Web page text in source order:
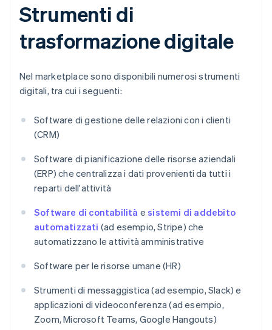
Strumenti di
trasformazione digitale
Nel marketplace sono disponibili numerosi strumenti
digitali, tra cui i seguenti:
Software di gestione delle relazioni con i clienti
(CRM)
Software di pianificazione delle risorse aziendali
(ERP) che centralizza i dati provenienti da tutti i
reparti dell'attività
Software di contabilità esistemi di addebito
automatizzati (ad esempio, Stripe) che
automatizzano le attività amministrative
Software per le risorse umane (HR)
Strumenti di messaggistica (ad esempio, Slack) e
applicazioni di videoconferenza (ad esempio,
Zoom, Microsoft Teams, Google Hangouts)